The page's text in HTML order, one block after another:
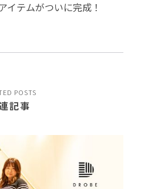
イテムがついに完成！
POSTS
記事